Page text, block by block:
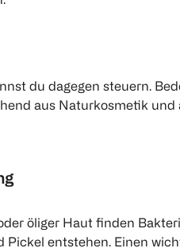
du dagegen steuern.
aus Naturkosmetik und
öliger Haut finden
Pickel entstehen. Einen